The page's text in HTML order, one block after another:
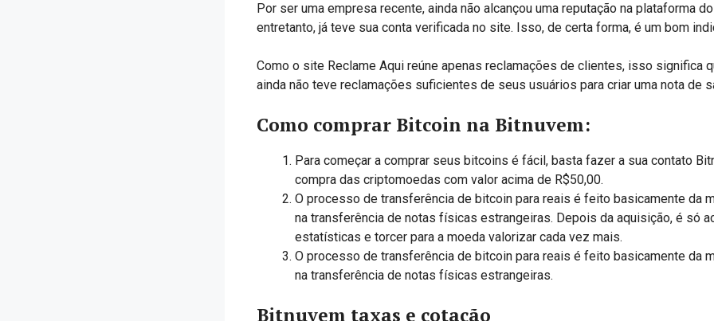
Por ser uma empresa recente, ainda não alcançou uma reputação na plataforma
entretanto, já teve sua conta verificada no site. Isso, de certa forma, é um bom
Como o site Reclame Aqui reúne apenas reclamações de clientes, isso significa
ainda não teve reclamações suficientes de seus usuários para criar uma nota de
Como comprar Bitcoin na Bitnuvem:
Para começar a comprar seus bitcoins é fácil, basta fazer a sua contato
compra das criptomoedas com valor acima de R$50,00.
O processo de transferência de bitcoin para reais é feito basicamente da
na transferência de notas físicas estrangeiras. Depois da aquisição, é só
estatísticas e torcer para a moeda valorizar cada vez mais.
O processo de transferência de bitcoin para reais é feito basicamente da
na transferência de notas físicas estrangeiras.
Bitnuvem taxas e cotação